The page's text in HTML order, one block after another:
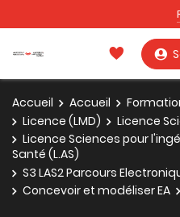
Accueil Accueil
Licence (LMD)
Licence
Licence Sciences pour
Santé (L.AS)
S3 LAS2 Parcours
Concevoir et modéliser EA